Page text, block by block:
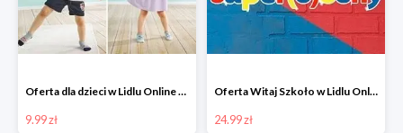
Oferta dla dzieci w Lidlu Online od 9,99 zł
9.99 zł
Oferta Witaj Szkoło w Lidlu Online od 24,99 zł
24.99 zł